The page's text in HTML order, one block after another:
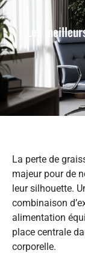
Les
La perte de
majeur pour de
leur silhouette.
combinaison
alimentation
place centrale
corporelle.